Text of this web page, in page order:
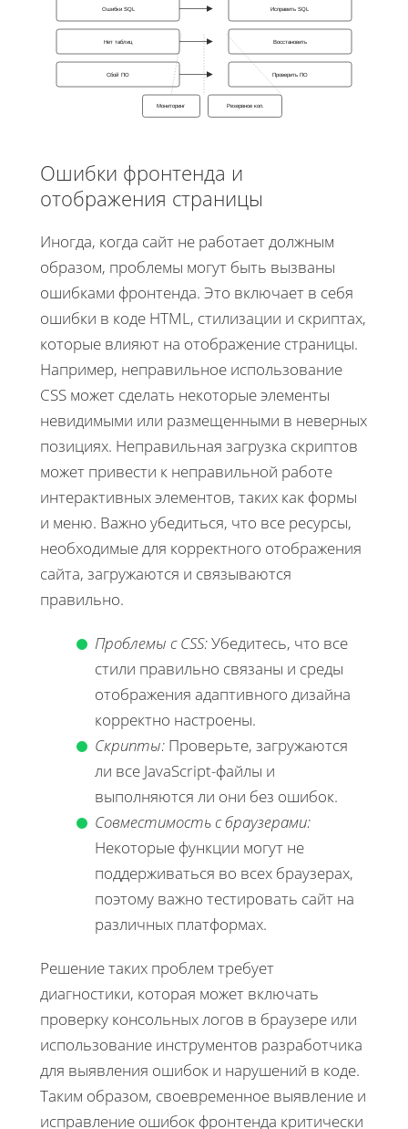
Ошибки SQL
Нет таблиц
Сбой ПО
Исправить SQL
Восстановить
Проверить ПО
Мониторинг Резервное коп.
Ошибки фронтенда и
отображения страницы
Иногда, когда сайт не работает должным
образом, проблемы могут быть вызваны
ошибками фронтенда. Это включает в себя
ошибки в коде HTML, стилизации и скриптах,
которые влияют на отображение страницы.
Например, неправильное использование
CSS может сделать некоторые элементы
невидимыми или размещенными в неверных
позициях. Неправильная загрузка скриптов
может привести к неправильной работе
интерактивных элементов, таких как формы
и меню. Важно убедиться, что все ресурсы,
необходимые для корректного отображения
сайта, загружаются и связываются
правильно.
Проблемы с CSS:Убедитесь, что все
стили правильно связаны и среды
отображения адаптивного дизайна
корректно настроены.
Скрипты: Проверьте, загружаются
ли все JavaScript-файлы и
выполняются ли они без ошибок.
Совместимость с браузерами:
Некоторые функции могут не
поддерживаться во всех браузерах,
поэтому важно тестировать сайт на
различных платформах.
Решение таких проблем требует
диагностики, которая может включать
проверку консольных логов в браузере или
использование инструментов разработчика
для выявления ошибок и нарушений в коде.
Таким образом, своевременное выявление и
исправление ошибок фронтенда критически